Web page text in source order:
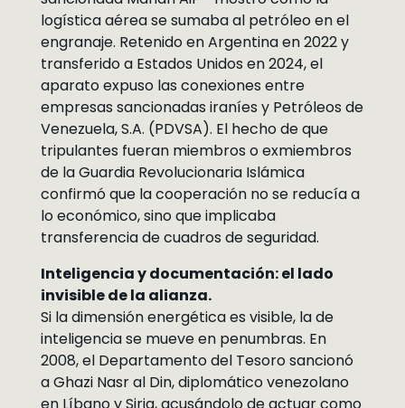
logística aérea se sumaba al petróleo en el
engranaje. Retenido en Argentina en 2022 y
transferido a Estados Unidos en 2024, el
aparato expuso las conexiones entre
empresas sancionadas iraníes y Petróleos de
Venezuela, S.A. (PDVSA). El hecho de que
tripulantes fueran miembros o exmiembros
de la Guardia Revolucionaria Islámica
confirmó que la cooperación no se reducía a
lo económico, sino que implicaba
transferencia de cuadros de seguridad.
Inteligencia y documentación: el lado
invisible de la alianza.
Si la dimensión energética es visible, la de
inteligencia se mueve en penumbras. En
2008, el Departamento del Tesoro sancionó
a Ghazi Nasr al Din, diplomático venezolano